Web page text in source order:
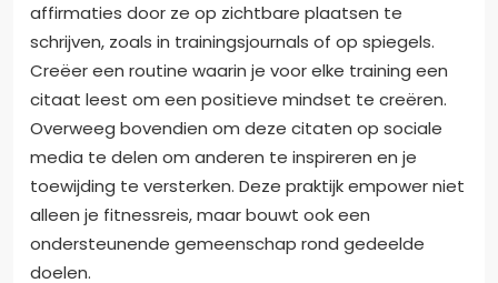
affirmaties door ze op zichtbare plaatsen te
schrijven, zoals in trainingsjournals of op spiegels.
Creëer een routine waarin je voor elke training een
citaat leest om een positieve mindset te creëren.
Overweeg bovendien om deze citaten op sociale
media te delen om anderen te inspireren en je
toewijding te versterken. Deze praktijk empower niet
alleen je fitnessreis, maar bouwt ook een
ondersteunende gemeenschap rond gedeelde
doelen.